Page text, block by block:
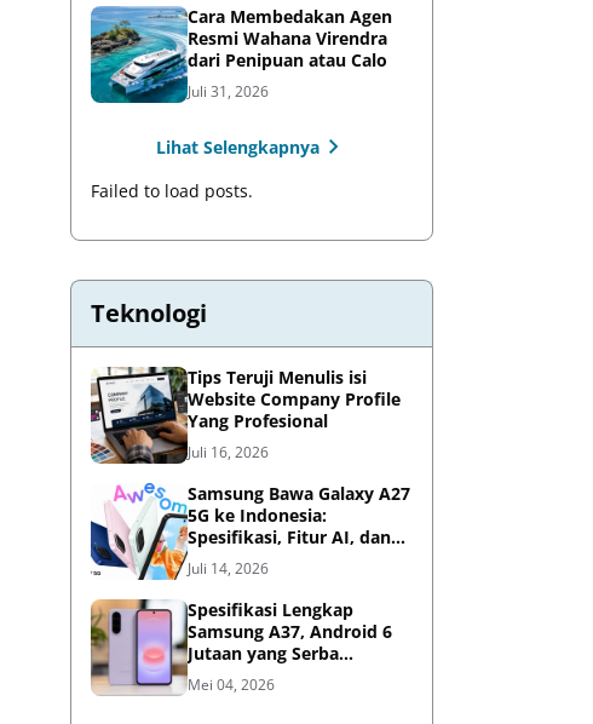
Cara Membedakan Agen
Resmi Wahana Virendra
dari Penipuan atau Calo
Juli 31, 2026
Lihat Selengkapnya
Failed to load posts.
Teknologi
Tips Teruji Menulis isi
Website Company Profile
Yang Profesional
Juli 16, 2026
Samsung Bawa Galaxy A27
5G ke Indonesia:
Spesifikasi, Fitur AI, dan
Harga Resmi
Juli 14, 2026
Spesifikasi Lengkap
Samsung A37, Android 6
Jutaan yang Serba
Lengkap
Mei 04, 2026